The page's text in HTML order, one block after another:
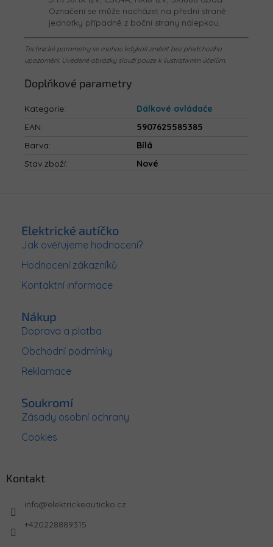
Označení se může nacházet na přední straně
jednotky případně z boční strany nálepkou.
Technické parametry se mohou kdykoli změnit bez předchozího
upozornění. Uvedené obrázky slouží pouze k ilustrativním účelům.
Doplňkové parametry
Kategorie:
Dálkové ovládače
EAN:
5907625585385
Barva:
Bílá
Stav zboží: Nové
Elektrické autíčko
Jak ověřujeme hodnocení?
Hodnocení zákazníků
Kontaktní informace
Nákup
Doprava a platba
Obchodní podmínky
Reklamace
Soukromí
Zásady osobní ochrany
Cookies
Kontakt
info@elektrickeauticko.cz
+420228889315